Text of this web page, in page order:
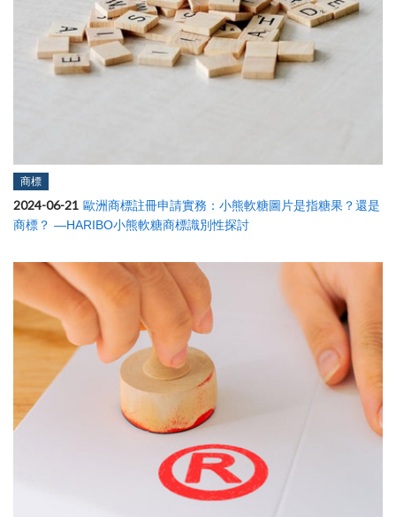
商標
2024-06-21 歐洲商標註冊申請實務：小熊軟糖圖片是指糖果？還是
商標？ —HARIBO小熊軟糖商標識別性探討